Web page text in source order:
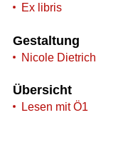
Ex libris
Gestaltung
Nicole Dietrich
Übersicht
Lesen mit Ö1